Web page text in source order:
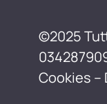
©2025
Cookies –